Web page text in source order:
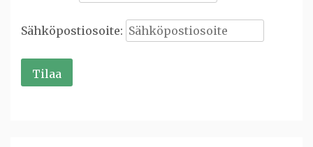
Sähköpostiosoite: